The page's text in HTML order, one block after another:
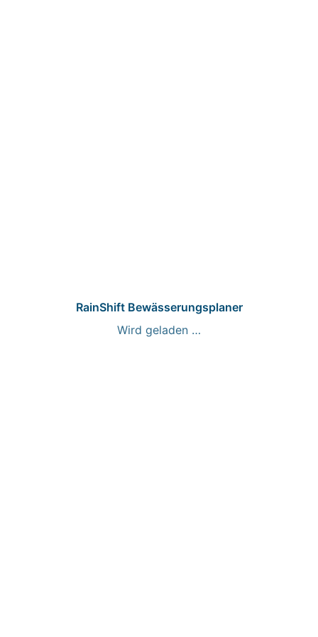
RainShift Bewässerungsplaner
Wird geladen …